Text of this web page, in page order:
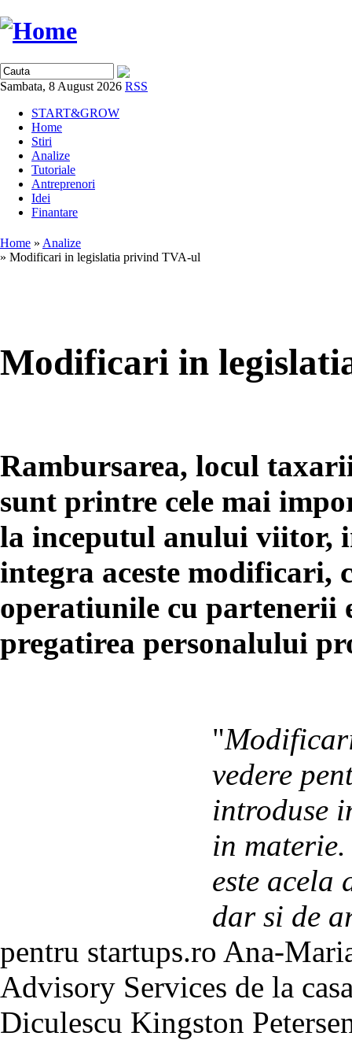
Sambata, 8 August 2026 RSS
START&GROW
Home
Stiri
Analize
Tutoriale
Antreprenori
Idei
Finantare
Home » Analize
» Modificari in legislatia privind TVA-ul
Modificari in
Rambursarea, locul
sunt printre cele mai
la inceputul anului viitor,
integra aceste modificari,
operatiunile cu partenerii
pregatirea personalului
"
vedere
introduse
in
este acela
dar si de
pentru startups.ro Ana-
Advisory Services de la
Diculescu Kingston